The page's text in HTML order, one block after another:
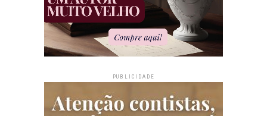
PUBLICIDADE